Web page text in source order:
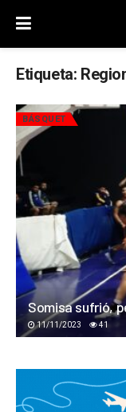
Etiqueta:
BÁSQUET
Somisa sufrió,
11/11/2023 41